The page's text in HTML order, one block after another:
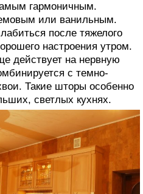
гармоничным.
или ванильным.
после тяжелого
настроения утром.
действует на нервную
с темно-
Такие шторы особенно
светлых кухнях.